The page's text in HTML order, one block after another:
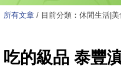
所有文章 / 目前分類：休閒生活|美
吃的級品 泰豐